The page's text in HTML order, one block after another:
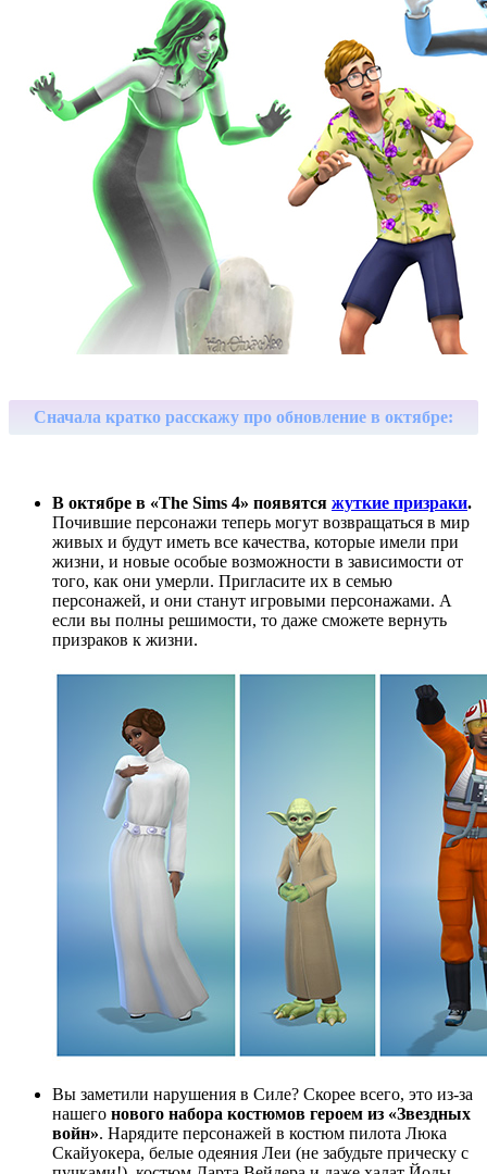
Сначала кратко расскажу про обновление в октябре:
В октябре в «The Sims 4» появятся жуткие призраки.
Почившие персонажи теперь могут возвращаться в мир
живых и будут иметь все качества, которые имели при
жизни, и новые особые возможности в зависимости от
того, как они умерли. Пригласите их в семью
персонажей, и они станут игровыми персонажами. А
если вы полны решимости, то даже сможете вернуть
призраков к жизни.
Вы заметили нарушения в Силе? Скорее всего, это из-за
нашего нового набора костюмов героем из «Звездных
войн». Нарядите персонажей в костюм пилота Люка
Скайуокера, белые одеяния Леи (не забудьте прическу с